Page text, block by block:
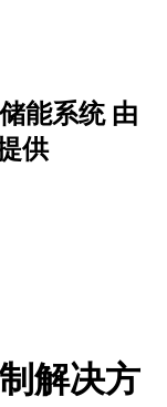
能系统 由
供
解决方